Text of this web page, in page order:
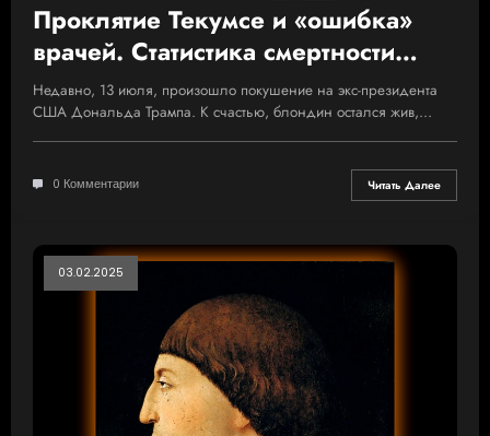
Проклятие Текумсе и «ошибка»
врачей. Статистика смертности
президентов США от рук убийц
Недавно, 13 июля, произошло покушение на экс-президента
США Дональда Трампа. К счастью, блондин остался жив,…
0 Комментарии Читать Далее
03.02.2025